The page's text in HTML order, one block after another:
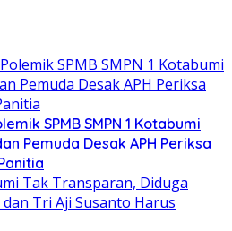
SPMB SMPN 1 Kotabumi
Pemuda Desak APH Periksa